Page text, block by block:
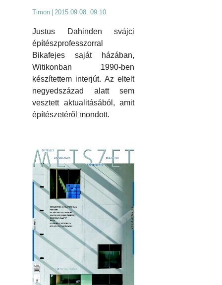
Timon 2015.09.08. 09:10
Justus Dahinden svájci
építészprofesszorral
Bikafejes saját házában,
Witikonban 1990-ben
készítettem interjút. Az eltelt
negyedszázad alatt sem
vesztett aktualitásából, amit
építészetéről mondott.